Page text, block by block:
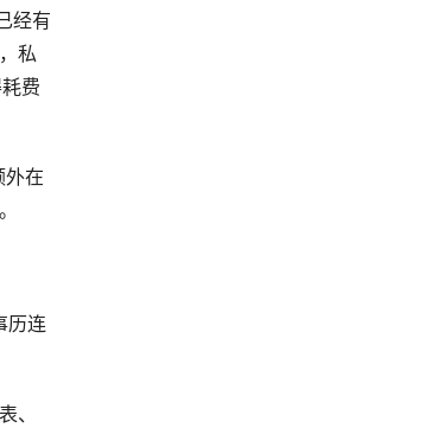
经有
私
费
在
历连
、